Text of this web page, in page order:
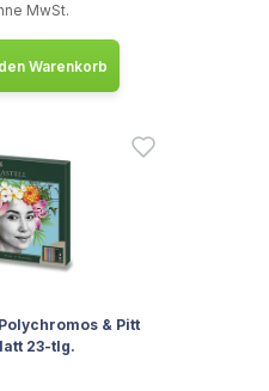
MwSt.
Warenkorb
& Pitt
23-tlg.